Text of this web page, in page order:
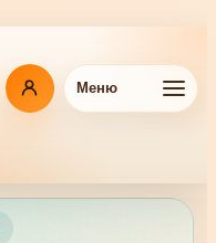
Меню